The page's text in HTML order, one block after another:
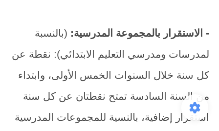
- الاستقرار بالمجموعة المدرسية: (بالنسبة
لمدرسات ومدرسي التعليم الابتدائي): نقطة عن
كل سنة خلال السنوات الخمس الأولى، وابتداء
من السنة السادسة تمتح نقطتان عن كل سنة
استقرار إضافية، بالنسية للمجموعات المدرسية